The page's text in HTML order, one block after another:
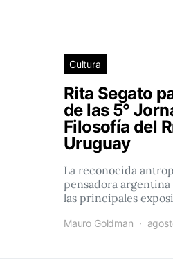
Cultura
Rita Segato
de las 5°
Filosofía del
Uruguay
La reconocida
pensadora argentina
las principales
Mauro Goldman